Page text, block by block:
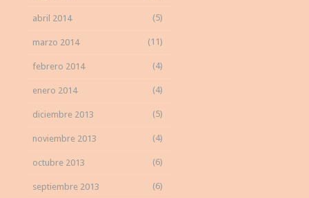
abril 2014 (5)
marzo 2014 (11)
febrero 2014 (4)
enero 2014 (4)
diciembre 2013 (5)
noviembre 2013 (4)
octubre 2013 (6)
septiembre 2013 (6)